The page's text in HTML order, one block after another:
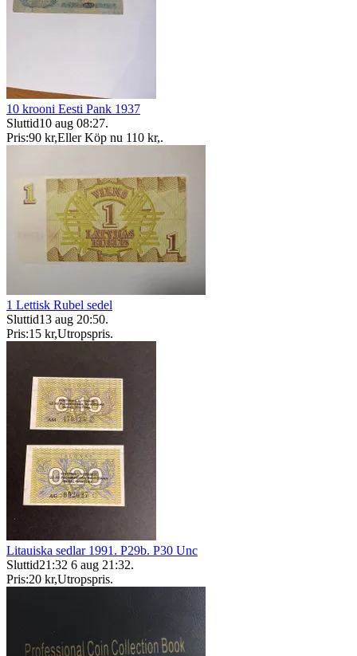
10 krooni Eesti Pank 1937
Sluttid10 aug 08:27.
Pris:90 kr,Eller Köp nu 110 kr,.
1 Lettisk Rubel sedel
Sluttid13 aug 20:50.
Pris:15 kr,Utropspris.
Litauiska sedlar 1991. P29b. P30 Unc
Sluttid21:32 6 aug 21:32.
Pris:20 kr,Utropspris.